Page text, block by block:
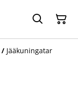
/ Jääkuningatar